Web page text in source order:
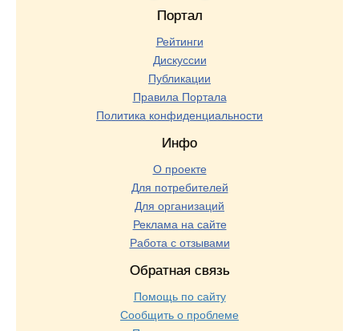
Портал
Рейтинги
Дискуссии
Публикации
Правила Портала
Политика конфиденциальности
Инфо
О проекте
Для потребителей
Для организаций
Реклама на сайте
Работа с отзывами
Обратная связь
Помощь по сайту
Сообщить о проблеме